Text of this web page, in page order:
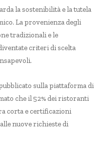
la sostenibilità e la tutela
La provenienza degli
tradizionali e le
criteri di scelta
sulla piattaforma di
che il 52% dei ristoranti
corta e certificazioni
nuove richieste di